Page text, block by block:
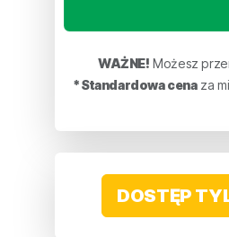
WAŻNE! Możesz
*Standardowa cenaza
DOSTĘP